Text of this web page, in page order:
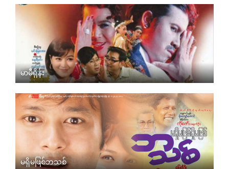
မာမီရှိန်း
မရှိမဖြစ်ဘသစ်